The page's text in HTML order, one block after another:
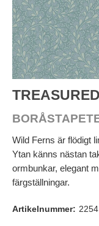
Wild Ferns är flödigt
Ytan känns nästan
ormbunkar, elegant
färgställningar.
Artikelnummer: 2254